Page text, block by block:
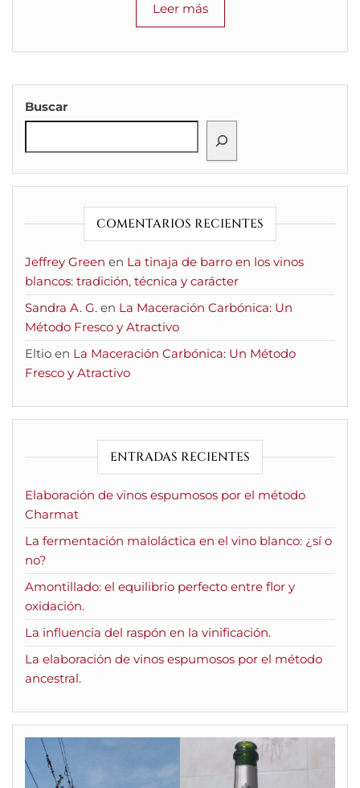
Leer más
Buscar
COMENTARIOS RECIENTES
Jeffrey Green en La tinaja de barro en los vinos
blancos: tradición, técnica y carácter
Sandra A. G. en La Maceración Carbónica: Un
Método Fresco y Atractivo
Eltio en La Maceración Carbónica: Un Método
Fresco y Atractivo
ENTRADAS RECIENTES
Elaboración de vinos espumosos por el método
Charmat
La fermentación maloláctica en el vino blanco: ¿sí o
no?
Amontillado: el equilibrio perfecto entre flor y
oxidación.
La influencia del raspón en la vinificación.
La elaboración de vinos espumosos por el método
ancestral.